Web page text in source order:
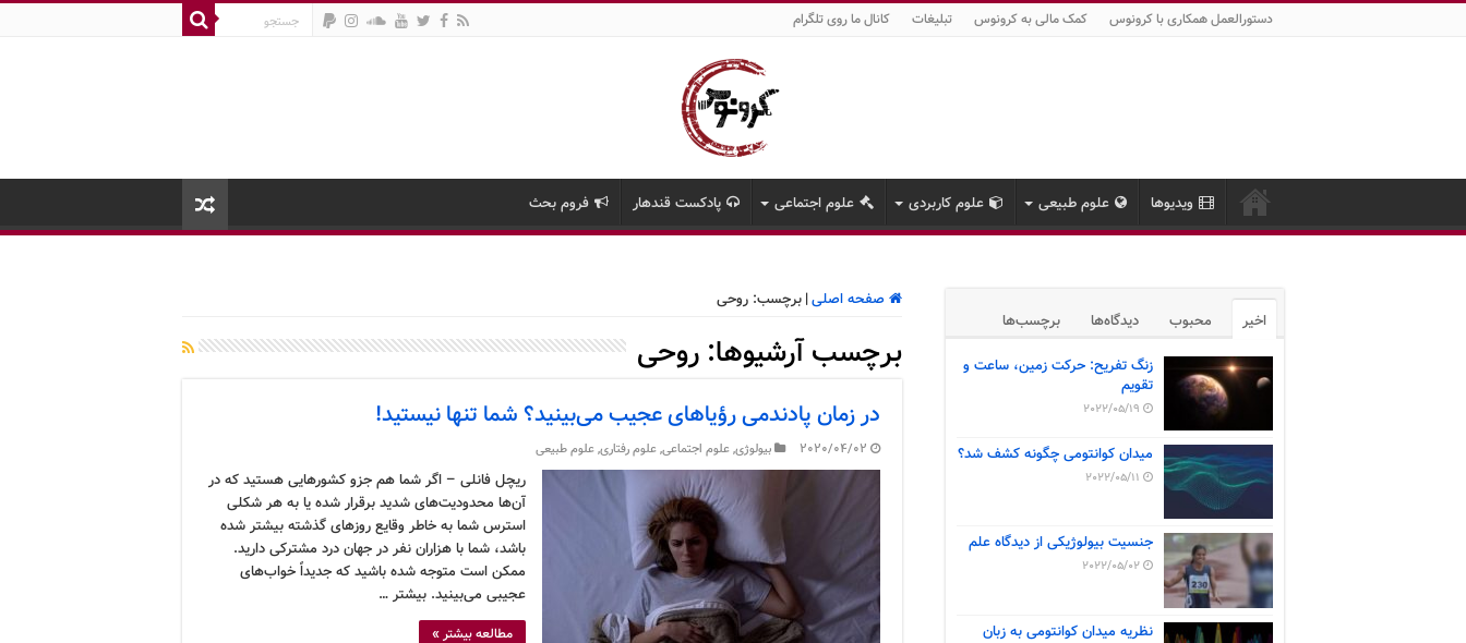
دستورالعمل همکاری با کرونوس کمک مالی به کرونوس تبلیغات کانال ما روی تلگرام
ویدیوها علوم طبیعی علوم کاربردی علوم اجتماعی پادکست قندهار فروم بحث
صفحه اصلی| برچسب: روحی
برچسب آرشیوها: روحی
در زمان پادندمی رؤیاهای عجیب می‌بینید؟ شما تنها نیستید!
2020/04/02 بیولوژی,علوم اجتماعی,علوم رفتاری,علوم طبیعی
ریچل فانلی – اگر شما هم جزو کشورهایی هستید که در
آن‌ها محدودیت‌های شدید برقرار شده یا به هر شکلی
استرس شما به خاطر وقایع روزهای گذشته بیشتر شده
باشد، شما با هزاران نفر در جهان درد مشترکی دارید.
ممکن است متوجه شده باشید که جدیداً خواب‌های
عجیبی می‌بینید. بیشتر …
مطالعه بیشتر »
اخیر محبوب دیدگاه‌ها برچسب‌ها
زنگ تفریح: حرکت زمین، ساعت و
تقویم
2022/05/19
میدان کوانتومی چگونه کشف شد؟
2022/05/11
جنسیت بیولوژیکی از دیدگاه علم
2022/05/02
نظریه میدان کوانتومی به زبان